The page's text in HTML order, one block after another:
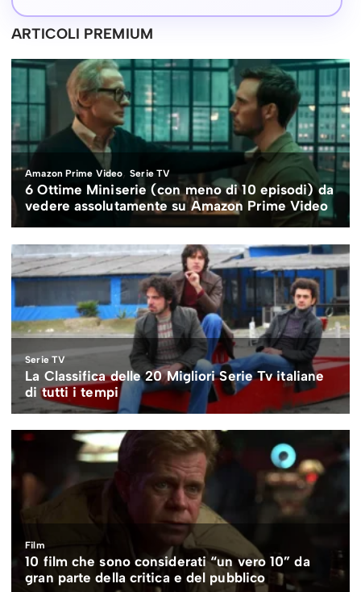
ARTICOLI PREMIUM